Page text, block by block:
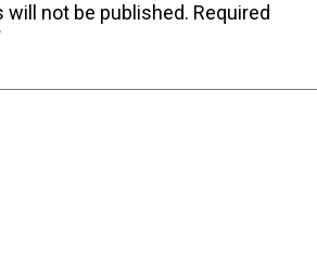
will not be published. Required